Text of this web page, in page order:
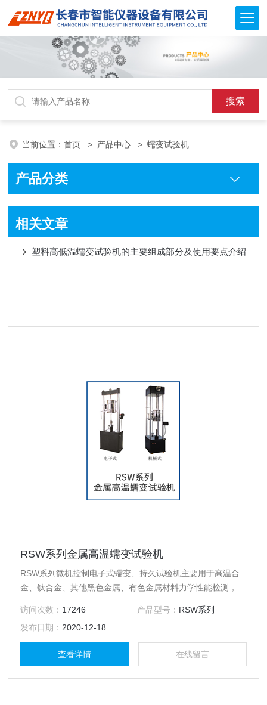
当前位置：首页 > 产品中心 > 蠕变试验机
产品分类
相关文章
塑料高低温蠕变试验机的主要组成部分及使用要点介绍
RSW系列金属高温蠕变试验机
RSW系列微机控制电子式蠕变、持久试验机主要用于高温合
金、钛合金、其他黑色金属、有色金属材料力学性能检测，可
松弛性能试验。还可以做低周疲劳及蠕变疲劳试验。
访问次数： 17246 产品型号： RSW系列
发布日期： 2020-12-18
查看详情 在线留言